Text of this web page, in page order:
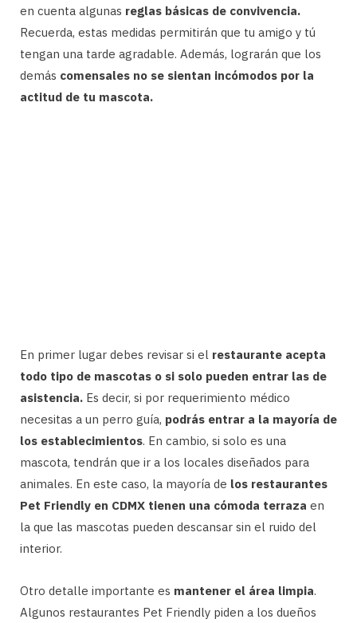
en cuenta algunas reglas básicas de convivencia.
Recuerda, estas medidas permitirán que tu amigo y tú
tengan una tarde agradable. Además, lograrán que los
demás comensales no se sientan incómodos por la
actitud de tu mascota.
En primer lugar debes revisar si el restaurante acepta
todo tipo de mascotas o si solo pueden entrar las de
asistencia. Es decir, si por requerimiento médico
necesitas a un perro guía, podrás entrar a la mayoría de
los establecimientos. En cambio, si solo es una
mascota, tendrán que ir a los locales diseñados para
animales. En este caso, la mayoría de los restaurantes
Pet Friendly en CDMX tienen una cómoda terraza en
la que las mascotas pueden descansar sin el ruido del
interior.
Otro detalle importante es mantener el área limpia.
Algunos restaurantes Pet Friendly piden a los dueños